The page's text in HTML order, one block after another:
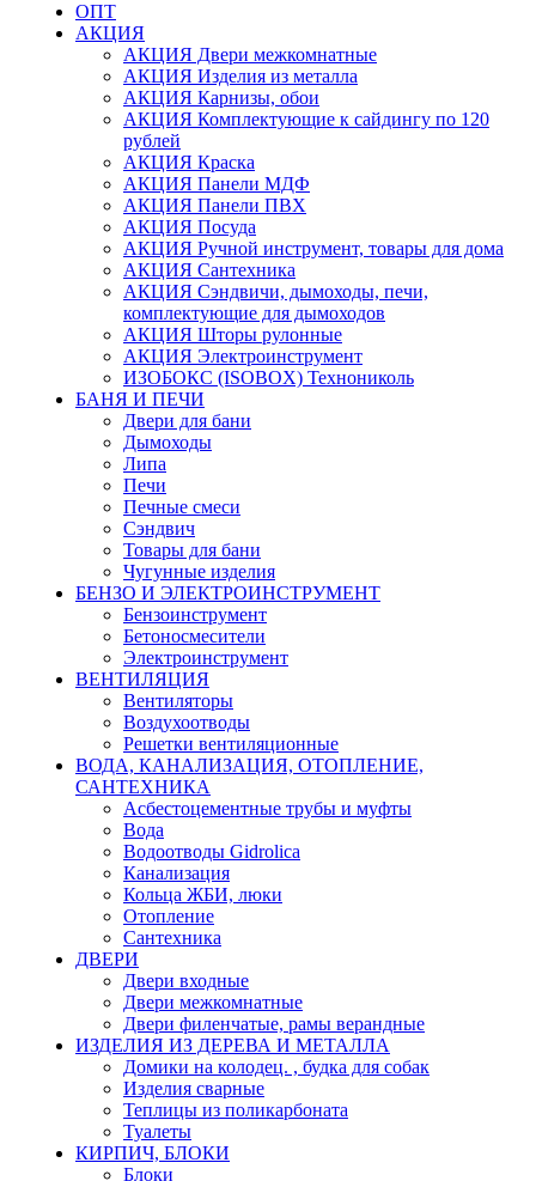
ОПТ
АКЦИЯ
АКЦИЯ Двери межкомнатные
АКЦИЯ Изделия из металла
АКЦИЯ Карнизы, обои
АКЦИЯ Комплектующие к сайдингу по 120
рублей
АКЦИЯ Краска
АКЦИЯ Панели МДФ
АКЦИЯ Панели ПВХ
АКЦИЯ Посуда
АКЦИЯ Ручной инструмент, товары для дома
АКЦИЯ Сантехника
АКЦИЯ Сэндвичи, дымоходы, печи,
комплектующие для дымоходов
АКЦИЯ Шторы рулонные
АКЦИЯ Электроинструмент
ИЗОБОКС (ISOBOX) Технониколь
БАНЯ И ПЕЧИ
Двери для бани
Дымоходы
Липа
Печи
Печные смеси
Сэндвич
Товары для бани
Чугунные изделия
БЕНЗО И ЭЛЕКТРОИНСТРУМЕНТ
Бензоинструмент
Бетоносмесители
Электроинструмент
ВЕНТИЛЯЦИЯ
Вентиляторы
Воздухоотводы
Решетки вентиляционные
ВОДА, КАНАЛИЗАЦИЯ, ОТОПЛЕНИЕ,
САНТЕХНИКА
Асбестоцементные трубы и муфты
Вода
Водоотводы Gidrolica
Канализация
Кольца ЖБИ, люки
Отопление
Сантехника
ДВЕРИ
Двери входные
Двери межкомнатные
Двери филенчатые, рамы верандные
ИЗДЕЛИЯ ИЗ ДЕРЕВА И МЕТАЛЛА
Домики на колодец. , будка для собак
Изделия сварные
Теплицы из поликарбоната
Туалеты
КИРПИЧ, БЛОКИ
Блоки